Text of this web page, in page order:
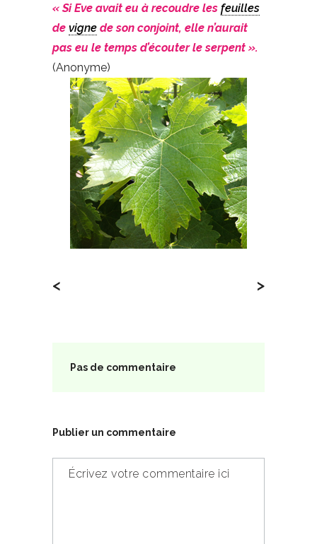
« Si Eve avait eu à recoudre les feuilles
de vigne de son conjoint, elle n’aurait
pas eu le temps d’écouter le serpent ».
(Anonyme)
< >
Pas de commentaire
Publier un commentaire